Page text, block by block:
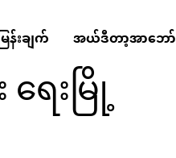
န်းချက် အယ်ဒီတာ့အာဘော်
ရေးမြို့